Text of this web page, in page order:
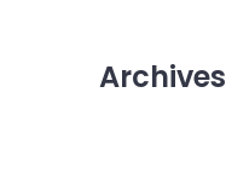
Archives